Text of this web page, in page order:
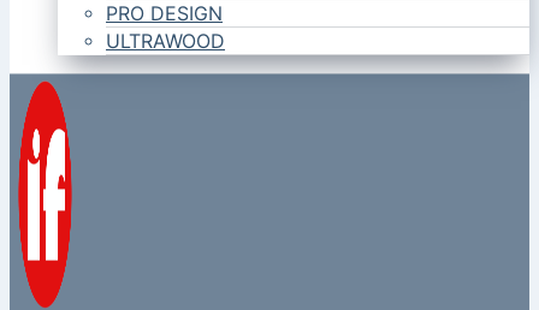
PRO DESIGN
ULTRAWOOD